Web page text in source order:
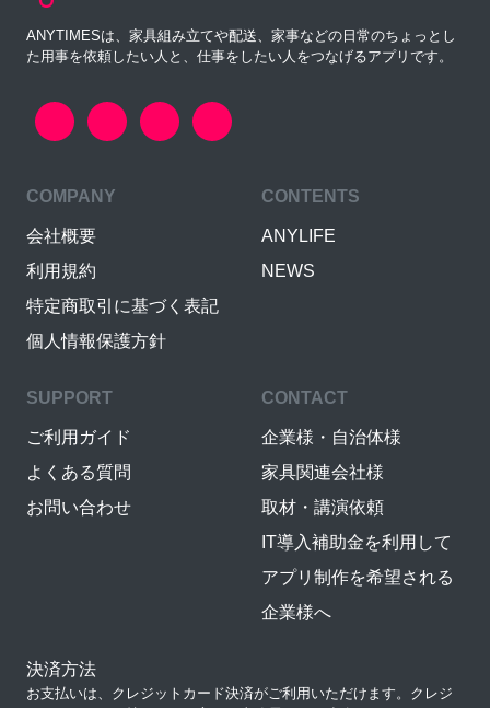
ANYTIMESは、家具組み立てや配送、家事などの日常のちょっとし
た用事を依頼したい人と、仕事をしたい人をつなげるアプリです。
COMPANY
会社概要
利用規約
特定商取引に基づく表記
個人情報保護方針
CONTENTS
ANYLIFE
NEWS
SUPPORT
ご利用ガイド
よくある質問
お問い合わせ
CONTACT
企業様・自治体様
家具関連会社様
取材・講演依頼
IT導入補助金を利用して
アプリ制作を希望される
企業様へ
決済方法
お支払いは、クレジットカード決済がご利用いただけます。クレジ